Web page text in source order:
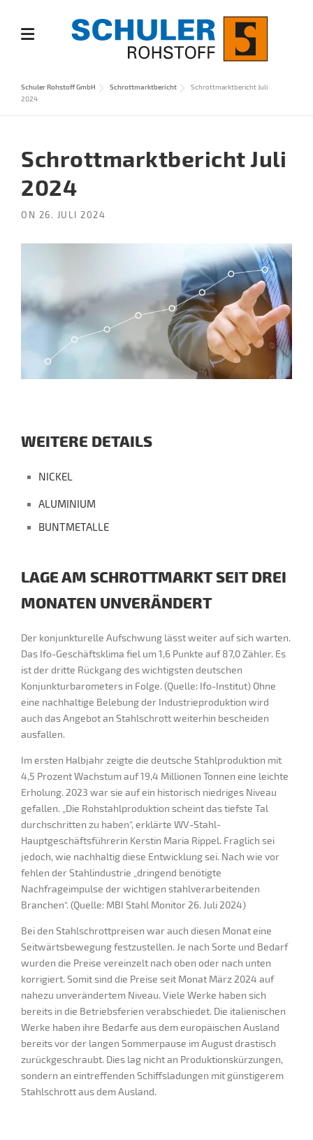
content
Schuler Rohstoff GmbH Schrottmarktbericht
Schrottmarktbericht Juli
2024
Schrottmarktbericht Juli
2024
ON 26. JULI 2024
WEITERE DETAILS
NICKEL
ALUMINIUM
BUNTMETALLE
LAGE AM SCHROTTMARKT SEIT DREI
MONATEN UNVERÄNDERT
Der konjunkturelle Aufschwung lässt weiter auf sich warten.
Das Ifo-Geschäftsklima fiel um 1,6 Punkte auf 87,0 Zähler. Es
ist der dritte Rückgang des wichtigsten deutschen
Konjunkturbarometers in Folge. (Quelle: Ifo-Institut) Ohne
eine nachhaltige Belebung der Industrieproduktion wird
auch das Angebot an Stahlschrott weiterhin bescheiden
ausfallen.
Im ersten Halbjahr zeigte die deutsche Stahlproduktion mit
4,5 Prozent Wachstum auf 19,4 Millionen Tonnen eine leichte
Erholung. 2023 war sie auf ein historisch niedriges Niveau
gefallen. „Die Rohstahlproduktion scheint das tiefste Tal
durchschritten zu haben“, erklärte WV-Stahl-
Hauptgeschäftsführerin Kerstin Maria Rippel. Fraglich sei
jedoch, wie nachhaltig diese Entwicklung sei. Nach wie vor
fehlen der Stahlindustrie „dringend benötigte
Nachfrageimpulse der wichtigen stahlverarbeitenden
Branchen“. (Quelle: MBI Stahl Monitor 26. Juli 2024)
Bei den Stahlschrottpreisen war auch diesen Monat eine
Seitwärtsbewegung festzustellen. Je nach Sorte und Bedarf
wurden die Preise vereinzelt nach oben oder nach unten
korrigiert. Somit sind die Preise seit Monat März 2024 auf
nahezu unverändertem Niveau. Viele Werke haben sich
bereits in die Betriebsferien verabschiedet. Die italienischen
Werke haben ihre Bedarfe aus dem europäischen Ausland
bereits vor der langen Sommerpause im August drastisch
zurückgeschraubt. Dies lag nicht an Produktionskürzungen,
sondern an eintreffenden Schiffsladungen mit günstigerem
Stahlschrott aus dem Ausland.